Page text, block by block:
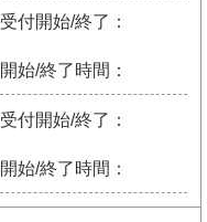
受付開始/終了：
開始/終了時間：
受付開始/終了：
開始/終了時間：